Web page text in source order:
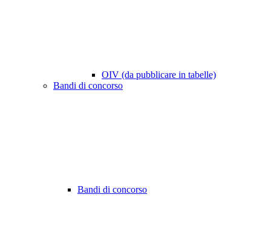
OIV (da pubblicare in tabelle)
Bandi di concorso
Bandi di concorso